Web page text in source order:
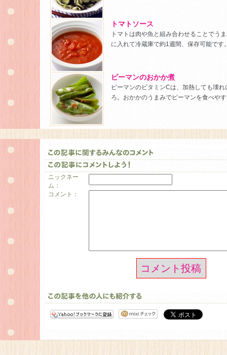
トマトソース
トマトは肉や魚と組み合わせることでう
に入れて冷蔵庫で約1週間、保存可能です
ピーマンのおかか煮
ピーマンのビタミンCは、加熱しても壊
ろ。おかかのうまみでピーマンを食べや
ニックネー
ム：
コメント：
コメント投稿